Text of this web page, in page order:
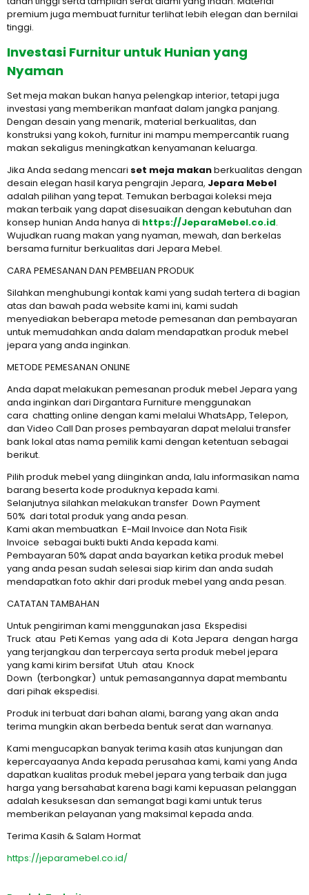
premium juga membuat furnitur terlihat lebih elegan dan bernilai
tinggi.
Investasi Furnitur untuk Hunian yang
Nyaman
Set meja makan bukan hanya pelengkap interior, tetapi juga
investasi yang memberikan manfaat dalam jangka panjang.
Dengan desain yang menarik, material berkualitas, dan
konstruksi yang kokoh, furnitur ini mampu mempercantik ruang
makan sekaligus meningkatkan kenyamanan keluarga.
Jika Anda sedang mencari set meja makanberkualitas dengan
desain elegan hasil karya pengrajin Jepara, Jepara Mebel
adalah pilihan yang tepat. Temukan berbagai koleksi meja
makan terbaik yang dapat disesuaikan dengan kebutuhan dan
konsep hunian Anda hanya di https://JeparaMebel.co.id.
Wujudkan ruang makan yang nyaman, mewah, dan berkelas
bersama furnitur berkualitas dari Jepara Mebel.
CARA PEMESANAN DAN PEMBELIAN PRODUK
Silahkan menghubungi kontak kami yang sudah tertera di bagian
atas dan bawah pada website kami ini, kami sudah
menyediakan beberapa metode pemesanan dan pembayaran
untuk memudahkan anda dalam mendapatkan produk mebel
jepara yang anda inginkan.
METODE PEMESANAN ONLINE
Anda dapat melakukan pemesanan produk mebel Jepara yang
anda inginkan dari Dirgantara Furniture menggunakan
cara chatting online dengan kami melalui WhatsApp, Telepon,
dan Video Call Dan proses pembayaran dapat melalui transfer
bank lokal atas nama pemilik kami dengan ketentuan sebagai
berikut.
Pilih produk mebel yang diinginkan anda, lalu informasikan nama
barang beserta kode produknya kepada kami.
Selanjutnya silahkan melakukan transfer Down Payment
50% dari total produk yang anda pesan.
Kami akan membuatkan E-Mail Invoice dan Nota Fisik
Invoice sebagai bukti bukti Anda kepada kami.
Pembayaran 50% dapat anda bayarkan ketika produk mebel
yang anda pesan sudah selesai siap kirim dan anda sudah
mendapatkan foto akhir dari produk mebel yang anda pesan.
CATATAN TAMBAHAN
Untuk pengiriman kami menggunakan jasa Ekspedisi
Truck atau Peti Kemas yang ada di Kota Jepara dengan harga
yang terjangkau dan terpercaya serta produk mebel jepara
yang kami kirim bersifat Utuh atau Knock
Down (terbongkar) untuk pemasangannya dapat membantu
dari pihak ekspedisi.
Produk ini terbuat dari bahan alami, barang yang akan anda
terima mungkin akan berbeda bentuk serat dan warnanya.
Kami mengucapkan banyak terima kasih atas kunjungan dan
kepercayaanya Anda kepada perusahaa kami, kami yang Anda
dapatkan kualitas produk mebel jepara yang terbaik dan juga
harga yang bersahabat karena bagi kami kepuasan pelanggan
adalah kesuksesan dan semangat bagi kami untuk terus
memberikan pelayanan yang maksimal kepada anda.
Terima Kasih & Salam Hormat
https://jeparamebel.co.id/